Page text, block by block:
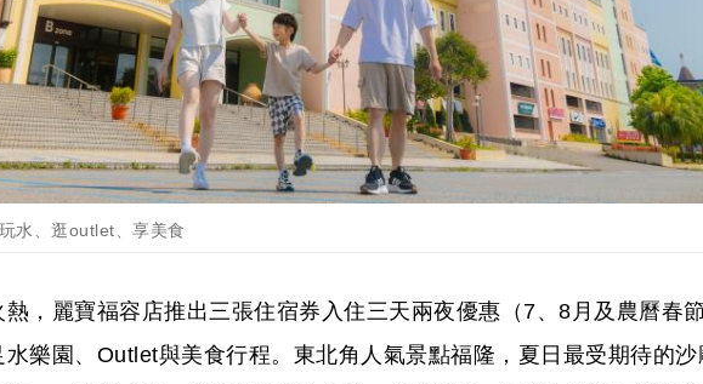
水、逛outlet、享美食
，麗寶福容店推出三張住宿券入住三天兩夜優惠（7、8月及農曆春
樂園、Outlet與美食行程。東北角人氣景點福隆，夏日最受期待的沙